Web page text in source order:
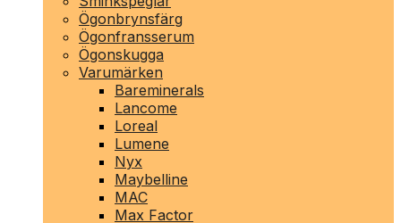
Ögonbrynsfärg
Ögonfransserum
Ögonskugga
Varumärken
Bareminerals
Lancome
Loreal
Lumene
Nyx
Maybelline
MAC
Max Factor